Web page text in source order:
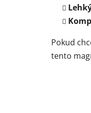
Pokud
tento